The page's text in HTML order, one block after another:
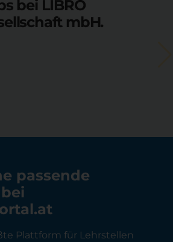
bei LIBRO
mbH.
passende
Plattform für Lehrstellen